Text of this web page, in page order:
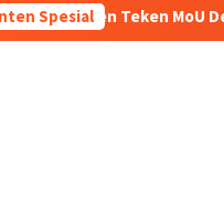
Spesial
Dengan BBPVP Serang